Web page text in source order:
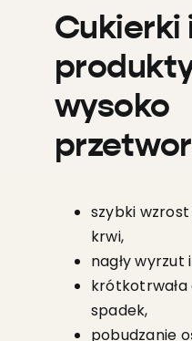
Cukierki
wysoko
szybki
krwi,
nagły wyrzut
krótkotrwała
spadek,
pobudzanie